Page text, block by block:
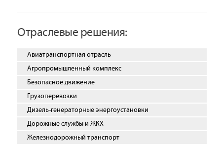
Отраслевые решения:
Авиатранспортная отрасль
Агропромышленный комплекс
Безопасное движение
Грузоперевозки
Дизель-генераторные энергоустановки
Дорожные службы и ЖКХ
Железнодорожный транспорт